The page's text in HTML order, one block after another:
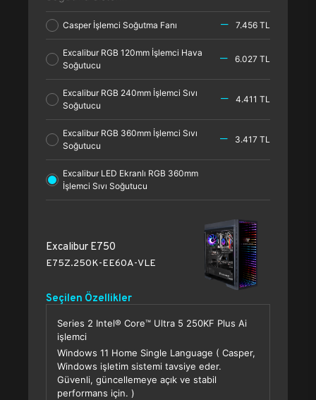
Casper İşlemci Soğutma Fanı 7.456 TL
Excalibur RGB 120mm İşlemci Hava
Soğutucu
6.027 TL
Excalibur RGB 240mm İşlemci Sıvı
Soğutucu
4.411 TL
Excalibur RGB 360mm İşlemci Sıvı
Soğutucu
3.417 TL
Excalibur LED Ekranlı RGB 360mm
İşlemci Sıvı Soğutucu
Excalibur E750
E75Z.250K-EE60A-VLE
Seçilen Özellikler
Series 2 Intel® Core™ Ultra 5 250KF Plus Ai
işlemci
Windows 11 Home Single Language ( Casper,
Windows işletim sistemi tavsiye eder.
Güvenli, güncellemeye açık ve stabil
performans için. )